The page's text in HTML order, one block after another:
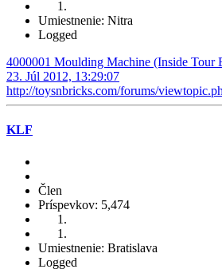
Umiestnenie: Nitra
Logged
4000001 Moulding Machine (Inside Tour
23. Júl 2012, 13:29:07
http://toysnbricks.com/forums/
KLF
Člen
Príspevkov: 5,474
Umiestnenie: Bratislava
Logged